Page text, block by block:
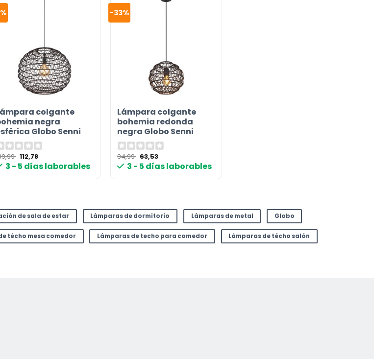
colgante
negra
Globo Senni
El
precio
original
112,78
precio
actual
3 - 5 días laborables
-33%
Lámpara colgante
bohemia redonda
negra Globo Senni
94,99 El
precio
original
63,53
precio
actual
3 - 5 días laborables
de sala de estar Lámparas de dormitorio Lámparas de metal Globo
técho mesa comedor Lámparas de techo para comedor Lámparas de técho salón